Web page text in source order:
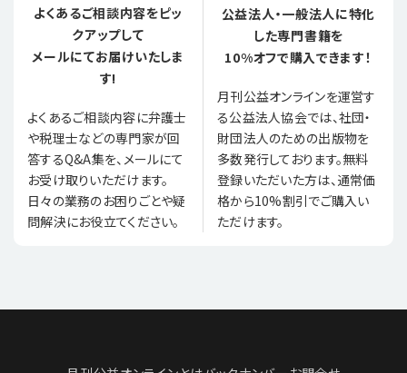
よくあるご相談内容をピッ
クアップして
メールにてお届けいたしま
す!
よくあるご相談内容に弁護士
や税理士などの専門家が回
答するQ&A集を、メールにて
お受け取りいただけます。
日々の業務のお困りごとや疑
問解決にお役立てください。
公益法人・一般法人に特化
した専門書籍を
10%オフで購入できます！
月刊公益オンラインを運営す
る公益法人協会では、社団・
財団法人のための出版物を
多数発行しております。無料
登録いただいた方は、通常価
格から10%割引でご購入い
ただけます。